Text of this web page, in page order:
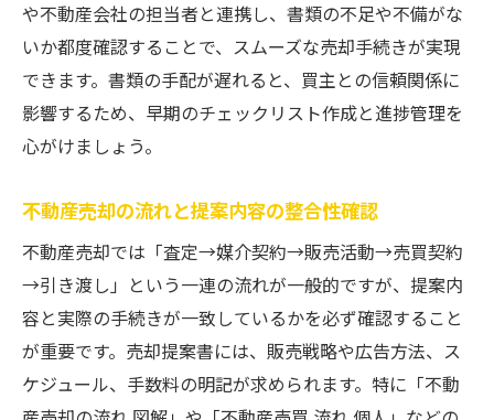
や不動産会社の担当者と連携し、書類の不足や不備がな
いか都度確認することで、スムーズな売却手続きが実現
できます。書類の手配が遅れると、買主との信頼関係に
影響するため、早期のチェックリスト作成と進捗管理を
心がけましょう。
不動産売却の流れと提案内容の整合性確認
不動産売却では「査定→媒介契約→販売活動→売買契約
→引き渡し」という一連の流れが一般的ですが、提案内
容と実際の手続きが一致しているかを必ず確認すること
が重要です。売却提案書には、販売戦略や広告方法、ス
ケジュール、手数料の明記が求められます。特に「不動